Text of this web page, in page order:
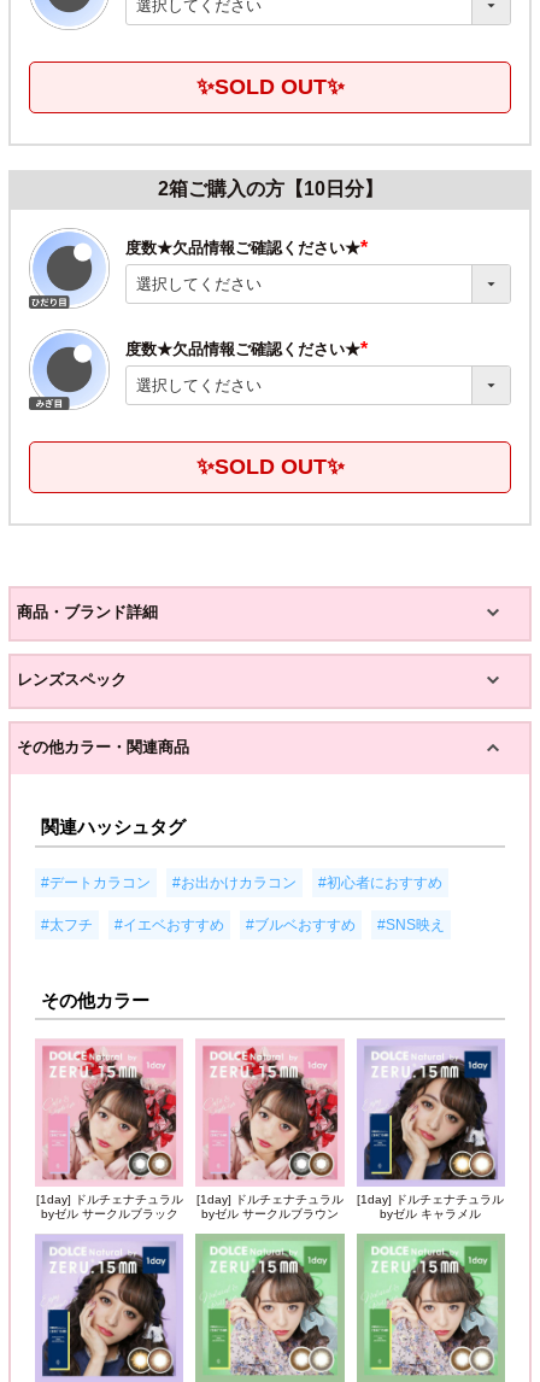
✨SOLD OUT✨
2箱ご購入の方【10日分】
度数★欠品情報ご確認ください★
(必
度数★欠品情報ご確認ください★
(必
✨SOLD OUT✨
商品・ブランド詳細
レンズスペック
その他カラー・関連商品
関連ハッシュタグ
#デートカラコン #お出かけカラコン #初心者におすすめ
#太フチ #イエベおすすめ #ブルベおすすめ #SNS映え
その他カラー
[1day] ドルチェナチュラル
byゼル サークルブラック
[1day] ドルチェナチュラル
byゼル サークルブラウン
[1day] ドルチェナチュラル
byゼル キャラメル